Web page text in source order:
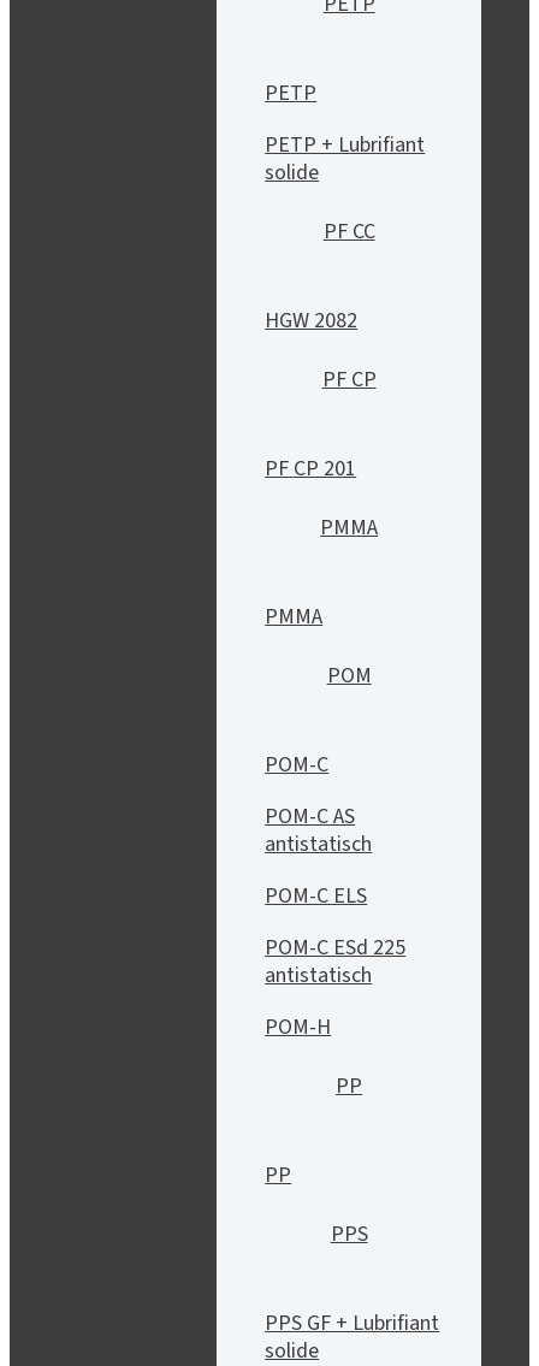
PETP
PETP + Lubrifiant
solide
PF CC
HGW 2082
PF CP
PF CP 201
PMMA
PMMA
POM
POM-C
POM-C AS
antistatisch
POM-C ELS
POM-C ESd 225
antistatisch
POM-H
PP
PP
PPS
PPS GF + Lubrifiant
solide